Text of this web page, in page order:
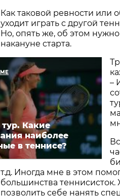
Как таковой ревности или
уходит играть с другой
Но, опять же, об этом
накануне старта.
Какие
наиболее
в теннисе?
–
т.д. Иногда мне в этом
большинства теннисисток.
позволить себе нанять